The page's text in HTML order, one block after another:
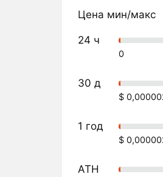
Цена мин/макс
24 ч
0
30 д
$
1 год
$
ATH